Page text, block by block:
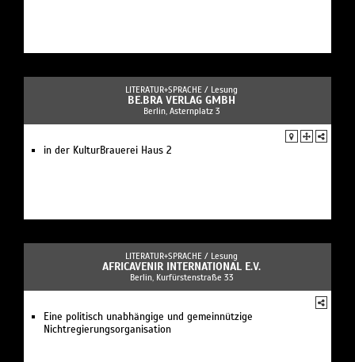
LITERATUR+SPRACHE / Lesung
BE.BRA VERLAG GMBH
Berlin, Asternplatz 3
in der KulturBrauerei Haus 2
LITERATUR+SPRACHE / Lesung
AFRICAVENIR INTERNATIONAL E.V.
Berlin, Kurfürstenstraße 33
Eine politisch unabhängige und gemeinnützige
Nichtregierungsorganisation